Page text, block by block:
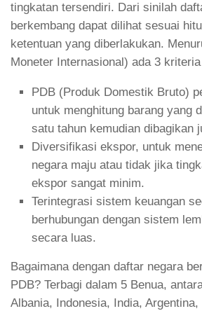
tingkatan tersendiri. Dari sinilah
berkembang dapat dilihat sesuai
ketentuan yang diberlakukan.
Moneter Internasional) ada 3
PDB (Produk Domestik Bruto)
untuk menghitung barang yang
satu tahun kemudian dibagikan
Diversifikasi ekspor, untuk
negara maju atau tidak jika
ekspor sangat minim.
Terintegrasi sistem keuangan
berhubungan dengan sistem
secara luas.
Bagaimana dengan daftar negara
PDB? Terbagi dalam 5 Benua,
Albania, Indonesia, India, Argentina,